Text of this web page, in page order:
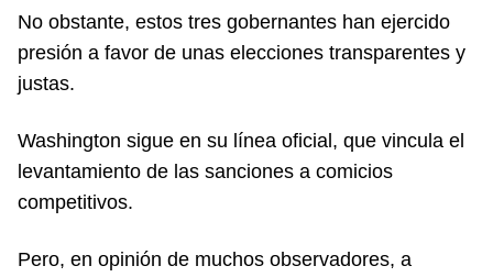
No obstante, estos tres gobernantes han ejercido
presión a favor de unas elecciones transparentes y
justas.
Washington sigue en su línea oficial, que vincula el
levantamiento de las sanciones a comicios
competitivos.
Pero, en opinión de muchos observadores, a